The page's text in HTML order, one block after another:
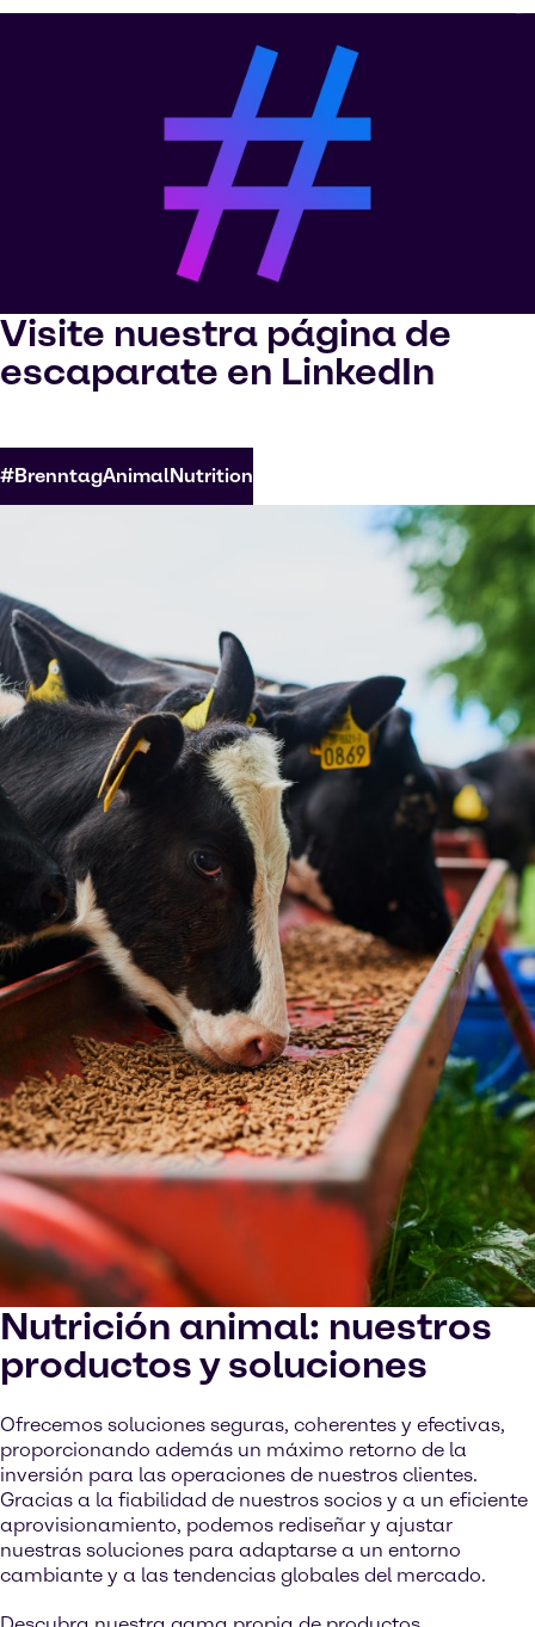
Visite nuestra página de
escaparate en LinkedIn
#BrenntagAnimalNutrition
Nutrición animal: nuestros
productos y soluciones
Ofrecemos soluciones seguras, coherentes y efectivas,
proporcionando además un máximo retorno de la
inversión para las operaciones de nuestros clientes.
Gracias a la fiabilidad de nuestros socios y a un eficiente
aprovisionamiento, podemos rediseñar y ajustar
nuestras soluciones para adaptarse a un entorno
cambiante y a las tendencias globales del mercado.